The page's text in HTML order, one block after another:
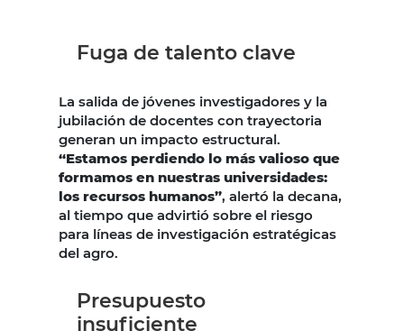
Fuga de talento clave
La salida de jóvenes investigadores y la
jubilación de docentes con trayectoria
generan un impacto estructural.
“Estamos perdiendo lo más valioso que
formamos en nuestras universidades:
los recursos humanos”, alertó la decana,
al tiempo que advirtió sobre el riesgo
para líneas de investigación estratégicas
del agro.
Presupuesto
insuficiente